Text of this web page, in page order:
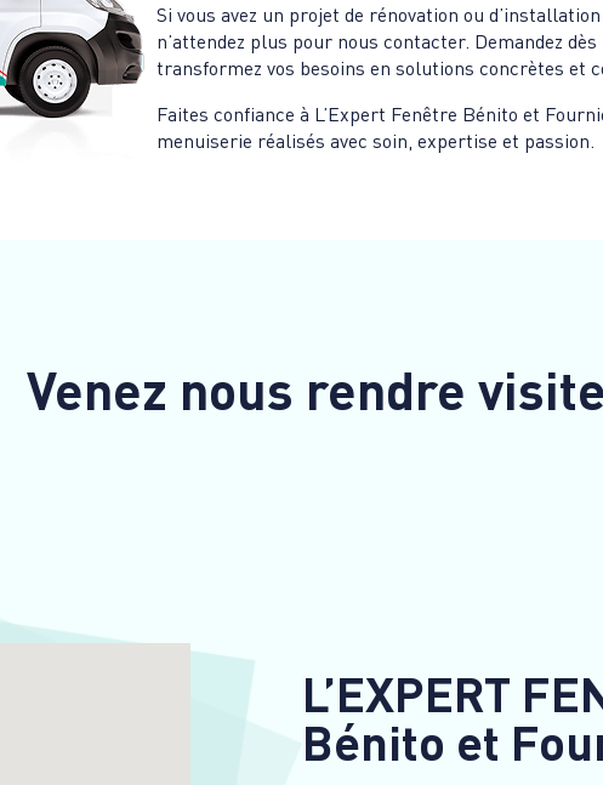
Si vous avez un projet de rénovation ou
n’attendez plus pour nous contacter. Demandez
transformez vos besoins en solutions concrètes et
Faites confiance à L’Expert Fenêtre Bénito et
menuiserie réalisés avec soin, expertise et passion.
Venez nous rendre visite
L’EXPERT
Bénito et